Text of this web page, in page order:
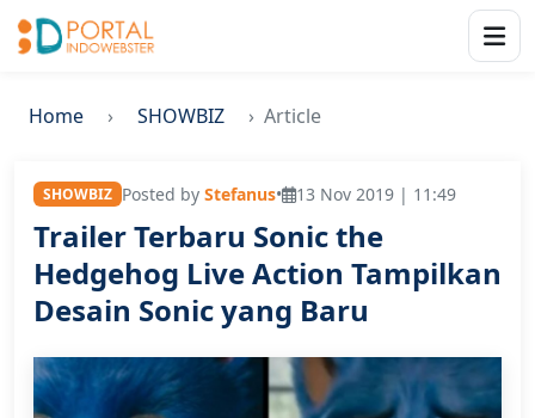
Home SHOWBIZ Article
SHOWBIZ Posted by Stefanus• 13 Nov 2019 | 11:49
Trailer Terbaru Sonic the
Hedgehog Live Action Tampilkan
Desain Sonic yang Baru